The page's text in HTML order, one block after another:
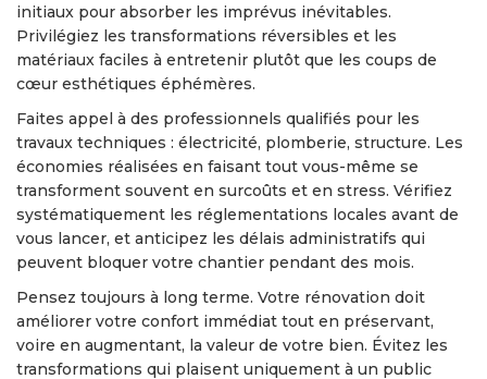
initiaux pour absorber les imprévus inévitables.
Privilégiez les transformations réversibles et les
matériaux faciles à entretenir plutôt que les coups de
cœur esthétiques éphémères.
Faites appel à des professionnels qualifiés pour les
travaux techniques : électricité, plomberie, structure. Les
économies réalisées en faisant tout vous-même se
transforment souvent en surcoûts et en stress. Vérifiez
systématiquement les réglementations locales avant de
vous lancer, et anticipez les délais administratifs qui
peuvent bloquer votre chantier pendant des mois.
Pensez toujours à long terme. Votre rénovation doit
améliorer votre confort immédiat tout en préservant,
voire en augmentant, la valeur de votre bien. Évitez les
transformations qui plaisent uniquement à un public